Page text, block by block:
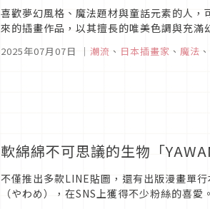
喜歡夢幻風格、魔法題材與童話元素的人
來的插畫作品，以其擅長的唯美色調與充
2025年07月07日 ｜ 潮流 、 日本插畫家 、 魔法 、
軟綿綿不可思議的生物「
不僅推出多款LINE貼圖，還有出版漫畫單
（やわめ），在SNS上獲得不少粉絲的喜